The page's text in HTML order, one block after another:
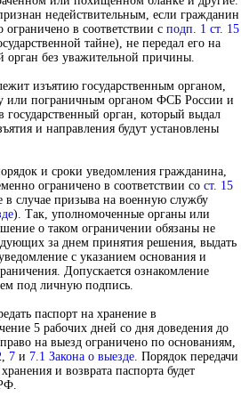
недействительным, если гражданин
в соответствии с подп. 1 ст. 15
тайне), не передал его на
орган без уважительной причины.
изъятию государственным органом,
или пограничным органом ФСБ России и
орган, который выдал
и направления будут установлены
и сроки уведомления гражданина,
ограничено в соответствии со ст. 15
в случае призыва на военную службу
). Так, уполномоченные органы или
о таком ограничении обязаны не
за днем принятия решения, выдать
с указанием основания и
Допускается ознакомление
под личную подпись.
паспорт на хранение в
5 рабочих дней со дня доведения до
на выезд ограничено по основаниям,
, 7 и 7.1 Закона о выезде. Порядок передачи
и возврата паспорта будет